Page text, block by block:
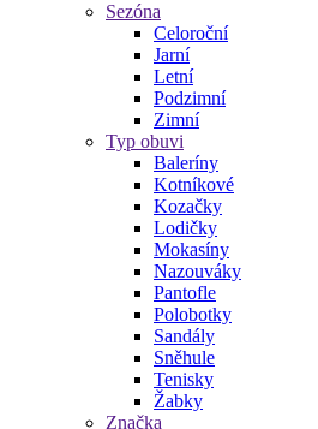
Sezóna
Celoroční
Jarní
Letní
Podzimní
Zimní
Typ obuvi
Baleríny
Kotníkové
Kozačky
Lodičky
Mokasíny
Nazouváky
Pantofle
Polobotky
Sandály
Sněhule
Tenisky
Žabky
Značka